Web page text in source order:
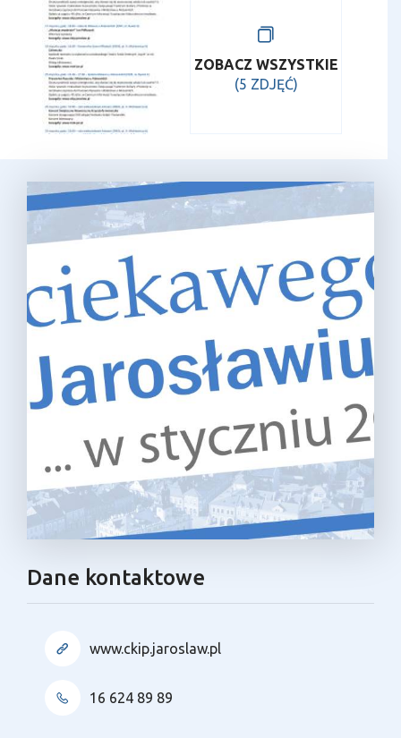
ZOBACZ WSZYSTKIE
(5 ZDJĘĆ)
Dane kontaktowe
www.ckip.jaroslaw.pl
16 624 89 89